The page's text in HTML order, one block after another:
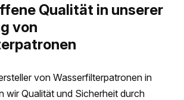
Qualität in unserer
von
von Wasserfilterpatronen in
wir Qualität und Sicherheit durch